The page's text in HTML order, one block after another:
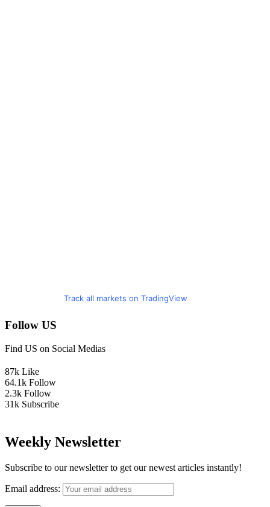
Track all markets on TradingView
Follow US
Find US on Social Medias
87k Like
64.1k Follow
2.3k Follow
31k Subscribe
Weekly Newsletter
Subscribe to our newsletter to get our newest articles instantly!
Email address: